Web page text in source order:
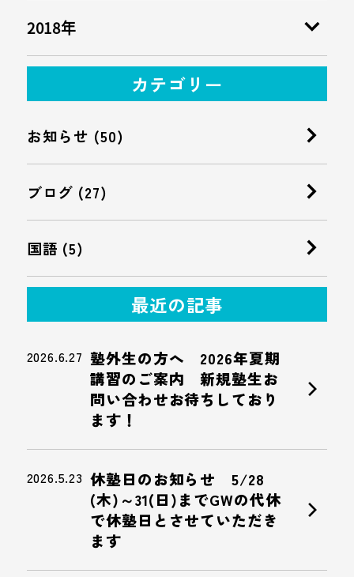
2018年
カテゴリー
お知らせ (50)
ブログ (27)
国語 (5)
最近の記事
2026.6.27 塾外生の方へ 2026年夏期
講習のご案内 新規塾生お
問い合わせお待ちしており
ます！
chevron_right
2026.5.23 休塾日のお知らせ 5/28
(木)～31(日)までGWの代休
で休塾日とさせていただき
ます
chevron_right